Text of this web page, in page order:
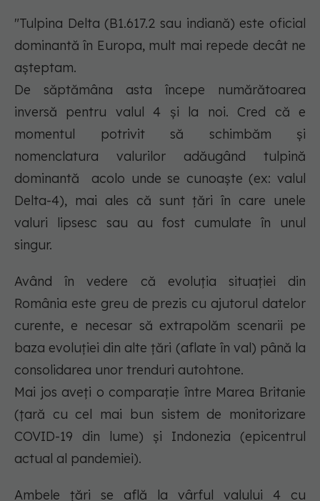
"Tulpina Delta (B1.617.2 sau indiană) este oficial
dominantă în Europa, mult mai repede decât ne
așteptam.
De săptămâna asta începe numărătoarea
inversă pentru valul 4 și la noi. Cred că e
momentul potrivit să schimbăm și
nomenclatura valurilor adăugând tulpină
dominantă acolo unde se cunoaște (ex: valul
Delta-4), mai ales că sunt țări în care unele
valuri lipsesc sau au fost cumulate în unul
singur.
Având în vedere că evoluția situației din
România este greu de prezis cu ajutorul datelor
curente, e necesar să extrapolăm scenarii pe
baza evoluției din alte țări (aflate în val) până la
consolidarea unor trenduri autohtone.
Mai jos aveți o comparație între Marea Britanie
(țară cu cel mai bun sistem de monitorizare
COVID-19 din lume) și Indonezia (epicentrul
actual al pandemiei).
Ambele țări se află la vârful valului 4 cu